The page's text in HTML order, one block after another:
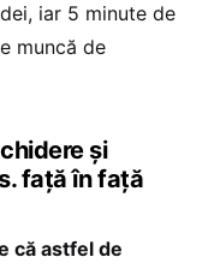
iar 5 minute de
muncă de
și
față în față
că astfel de